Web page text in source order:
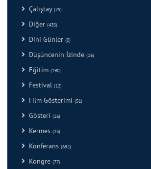
Çalıştay (75)
Diğer (435)
Dini Günler (0)
Düşüncenin İzinde (16)
Eğitim (190)
Festival (12)
Film Gösterimi (51)
Gösteri (16)
Kermes (23)
Konferans (692)
Kongre (77)